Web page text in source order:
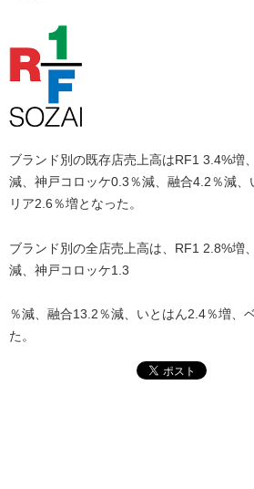
ブランド別の既存店売上高はRF1 3.4%増
減、神戸コロッケ0.3％減、融合4.2％減
リア2.6％増となった。
ブランド別の全店売上高は、RF1 2.8%増
減、神戸コロッケ1.3
％減、融合13.2％減、いとはん2.4％増、
た。